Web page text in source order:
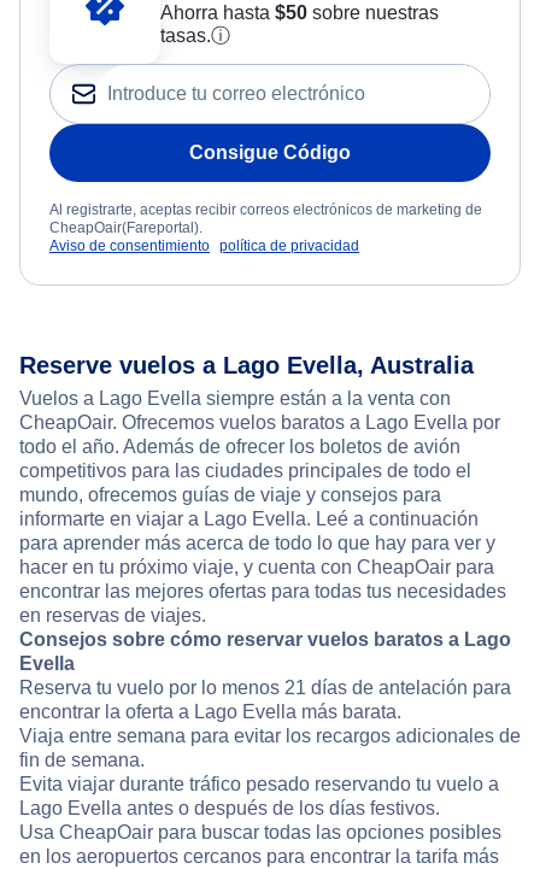
Ahorra hasta $50sobre nuestras
tasas.ⓘ
Consigue Código
Al registrarte, aceptas recibir correos electrónicos de marketing de
CheapOair(Fareportal).
Aviso de consentimiento política de privacidad
Reserve vuelos a Lago Evella, Australia
Vuelos a Lago Evella siempre están a la venta con
CheapOair. Ofrecemos vuelos baratos a Lago Evella por
todo el año. Además de ofrecer los boletos de avión
competitivos para las ciudades principales de todo el
mundo, ofrecemos guías de viaje y consejos para
informarte en viajar a Lago Evella. Leé a continuación
para aprender más acerca de todo lo que hay para ver y
hacer en tu próximo viaje, y cuenta con CheapOair para
encontrar las mejores ofertas para todas tus necesidades
en reservas de viajes.
Consejos sobre cómo reservar vuelos baratos a Lago
Evella
Reserva tu vuelo por lo menos 21 días de antelación para
encontrar la oferta a Lago Evella más barata.
Viaja entre semana para evitar los recargos adicionales de
fin de semana.
Evita viajar durante tráfico pesado reservando tu vuelo a
Lago Evella antes o después de los días festivos.
Usa CheapOair para buscar todas las opciones posibles
en los aeropuertos cercanos para encontrar la tarifa más